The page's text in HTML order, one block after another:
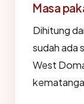
Masa
Dihitung
sudah ada
West